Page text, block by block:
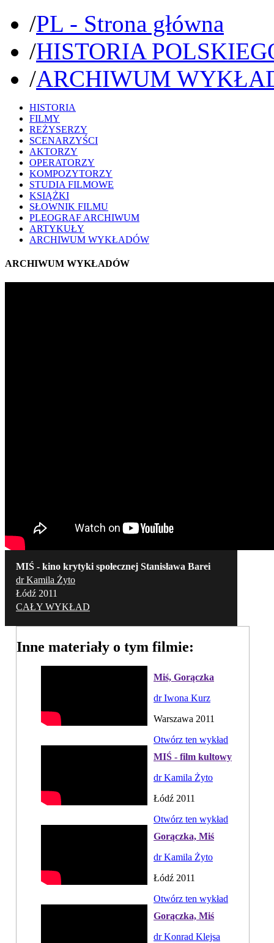
/PL - Strona główna
/HISTORIA
/ARCHIWUM
HISTORIA
FILMY
REŻYSERZY
SCENARZYŚCI
AKTORZY
OPERATORZY
KOMPOZYTORZY
STUDIA FILMOWE
KSIĄŻKI
SŁOWNIK FILMU
PLEOGRAF ARCHIWUM
ARTYKUŁY
ARCHIWUM WYKŁADÓW
ARCHIWUM WYKŁADÓW
MIŚ - kino krytyki społecznej Stanisława Barei
dr Kamila Żyto
Łódź 2011
CAŁY WYKŁAD
Inne materiały o tym filmie:
Miś, Gorączka
dr Iwona Kurz
Warszawa 2011
Otwórz ten wykład
MIŚ - film kultowy
dr Kamila Żyto
Łódź 2011
Otwórz ten wykład
Gorączka, Miś
dr Kamila Żyto
Łódź 2011
Otwórz ten wykład
Gorączka, Miś
dr Konrad Klejsa